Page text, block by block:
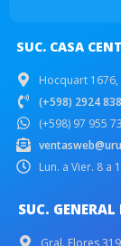
SUC. CASA
Hocquart
(+598) 2924
(+598) 97 955
Lun. a Vier. 8 a
SUC. GENERAL
Gral. Flores